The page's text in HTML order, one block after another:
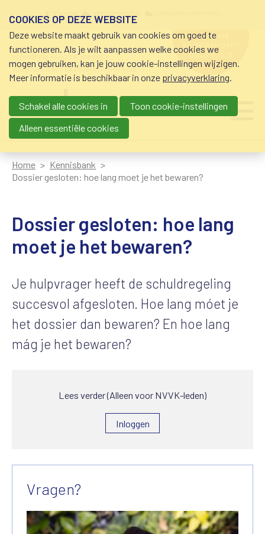
schuldhulp • sociaal krediet •
budgetbeheer • beschermingsbewind
hulp nodig
bij geldzorgen?
0800-8115.nl
Main navigation
Home
Kennisbank
Dossier gesloten: hoe lang moet je het bewaren?
Dossier gesloten: hoe lang
moet je het bewaren?
Je hulpvrager heeft de schuldregeling
succesvol afgesloten. Hoe lang móet je
het dossier dan bewaren? En hoe lang
mág je het bewaren?
Lees verder (Alleen voor NVVK-leden)
Inloggen
Vragen?
COOKIES OP DEZE WEBSITE
Deze website maakt gebruik van cookies om goed te
functioneren. Als je wilt aanpassen welke cookies we
mogen gebruiken, kan je jouw cookie-instellingen wijzigen.
Meer informatie is beschikbaar in onze privacyverklaring.
Schakel alle cookies in
Toon cookie-instellingen
Alleen essentiële cookies